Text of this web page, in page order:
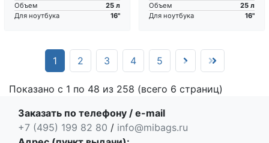
Объем
25 л
Для ноутбука
16"
Объем
25 л
Для ноутбука
16"
1(current)
2 3 4 5
Показано с 1 по 48 из 258 (всего 6 страниц)
Заказать по телефону / e-mail
+7 (495) 199 82 80 / info@mibags.ru